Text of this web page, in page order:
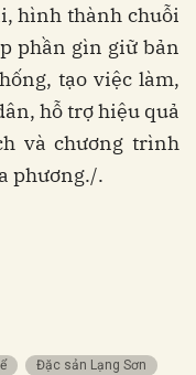
hình thành chuỗi
phần gìn giữ bản
tạo việc làm,
hỗ trợ hiệu quả
và chương trình
phương./.
Đặc sản Lạng Sơn